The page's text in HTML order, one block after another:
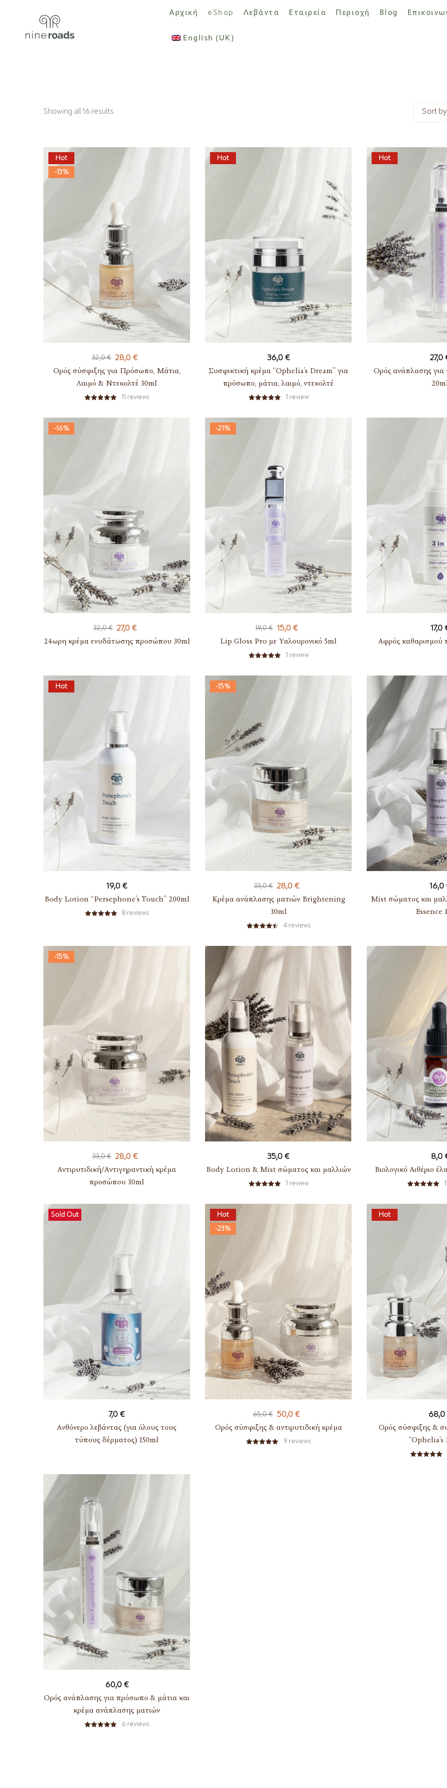
Αρχική eShop Λεβάντα Εταιρεία Περιοχή Blog
English (UK)
Showing all 16 results Sort
Hot
-13%
32,0€ 28,0 €
Ορός σύσφιξης για Πρόσωπο, Μάτια,
Λαιμό & Ντεκολτέ 30ml
11 reviews
Hot
36,0 €
Συσφικτική κρέμα “Ophelia’s Dream” για
πρόσωπο, μάτια, λαιμό, ντεκολτέ
1 review
Hot
27,0
Ορός ανάπλασης
-16%
32,0€ 27,0 €
24ωρη κρέμα ενυδάτωσης προσώπου 30ml
-21%
19,0€ 15,0 €
Lip Gloss Pro με Yαλουρονικό 5ml
1 review
17,0
Αφρός καθαρισμού
Hot
19,0 €
Body Lotion “Persephone’s Touch” 200ml
8reviews
-15%
33,0€ 28,0 €
Κρέμα ανάπλασης ματιών Brightening
30ml
4reviews
16,0
Mist σώματος και
Essence
-15%
33,0€ 28,0 €
Αντιρυτιδική/Αντιγηραντική κρέμα
προσώπου 30ml
35,0 €
Body Lotion & Mist σώματος και μαλλιών
1 review
8,0
Βιολογικό Αιθέριο
Sold Out
7,0 €
Ανθόνερο λεβάντας (για όλους τους
τύπους δέρματος) 150ml
Hot
-23%
65,0€ 50,0 €
Ορός σύσφιξης & αντιρυτιδική κρέμα
9 reviews
Hot
68,0
Ορός σύσφιξης &
“Ophelia’s
60,0 €
Ορός ανάπλασης για πρόσωπο & μάτια και
κρέμα ανάπλασης ματιών
6 reviews